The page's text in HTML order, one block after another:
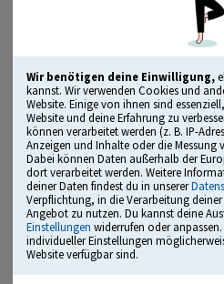
Wir benötigen deine Einwilligung,
kannst. Wir verwenden Cookies und
Website. Einige von ihnen sind
Website und deine Erfahrung zu
können verarbeitet werden (z. B. IP-
Anzeigen und Inhalte oder die Messung
Dabei können Daten außerhalb der
dort verarbeitet werden. Weitere
deiner Daten findest du in unserer
Verpflichtung, in die Verarbeitung
Angebot zu nutzen. Du kannst deine
Einstellungen widerrufen oder
individueller Einstellungen
Website verfügbar sind.
ausgezeichnet
Übungsmodus, Testmodus,
alle typischen Testbereiche
kommentierte Lösungen
empfohlen von
Personalverantwortlichen